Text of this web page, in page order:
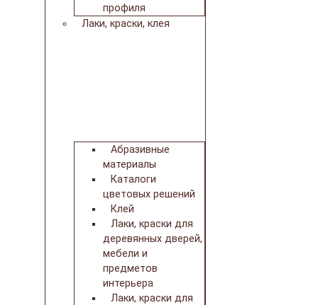
профиля
Лаки, краски, клея
Абразивные
материалы
Каталоги
цветовых решений
Клей
Лаки, краски для
деревянных дверей,
мебели и
предметов
интерьера
Лаки, краски для